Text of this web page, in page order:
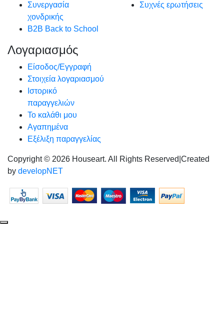
Συνεργασία
χονδρικής
B2B Back to School
Συχνές ερωτήσεις
Λογαριασμός
Είσοδος/Εγγραφή
Στοιχεία λογαριασμού
Ιστορικό
παραγγελιών
Το καλάθι μου
Αγαπημένα
Εξέλιξη παραγγελίας
Copyright © 2026 Houseart. All Rights Reserved Created
by developNET